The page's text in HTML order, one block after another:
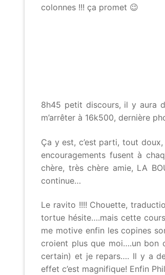
colonnes !!! ça promet 😉
8h45 petit discours, il y aura
m’arrêter à 16k500, dernière
Ça y est, c’est parti, tout
encouragements fusent à
chère, très chère amie, LA
continue…
Le ravito !!!! Chouette,
tortue hésite….mais cette
me motive enfin les copines
croient plus que moi….un bon
certain) et je repars…. Il y a
effet c’est magnifique! Enfin